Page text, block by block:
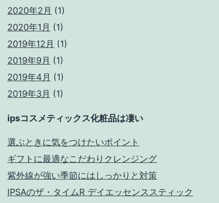
2020年2月 (1)
2020年1月 (1)
2019年12月 (1)
2019年9月 (1)
2019年4月 (1)
2019年3月 (1)
ipsコスメティックス化粧品は凄い
選ぶときに気をつけたいポイント
ギフトに最適なこだわりクレンジング
紫外線が強い季節にはしっかりと対策
IPSAのザ・タイムR デイエッセンススティック